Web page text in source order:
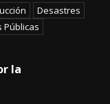
Desastres
Públicas
la